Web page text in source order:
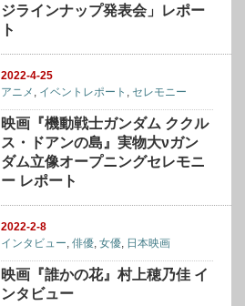
ジラインナップ発表会」レポー
ト
2022-4-25
アニメ , イベントレポート , セレモニー
映画『機動戦士ガンダム ククル
ス・ドアンの島』実物大νガン
ダム立像オープニングセレモニ
ー レポート
2022-2-8
インタビュー,俳優,女優, 日本映画
映画『誰かの花』村上穂乃佳 イ
ンタビュー